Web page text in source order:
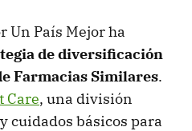
Un País Mejor ha
de diversificación
Farmacias Similares.
Care, una división
cuidados básicos para